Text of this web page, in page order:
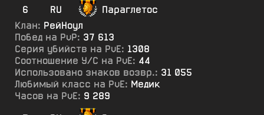
6
RU
Параглетос
Клан: РейНоул
Побед на PvP: 37 613
Серия убийств на PvE: 1308
Соотношение У/С на PvE: 44
Использовано знаков возвр.: 31 055
Любимый класс на PvE: Медик
Часов на PvE: 9 289